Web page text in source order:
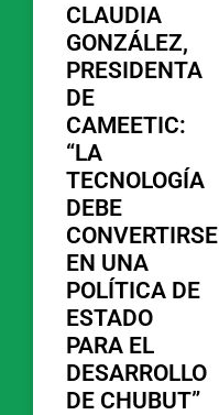
CLAUDIA
GONZÁLEZ,
PRESIDENTA
DE
CAMEETIC:
“LA
TECNOLOGÍA
DEBE
CONVERTIRSE
EN UNA
POLÍTICA DE
ESTADO
PARA EL
DESARROLLO
DE CHUBUT”